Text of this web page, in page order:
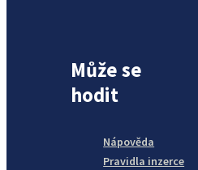
Může se
hodit
Nápověda
Pravidla inzerce